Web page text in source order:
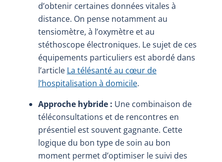
d’obtenir certaines données vitales à
distance. On pense notamment au
tensiomètre, à l’oxymètre et au
stéthoscope électroniques. Le sujet de ces
équipements particuliers est abordé dans
l’article La télésanté au cœur de
l’hospitalisation à domicile.
Approche hybride : Une combinaison de
téléconsultations et de rencontres en
présentiel est souvent gagnante. Cette
logique du bon type de soin au bon
moment permet d’optimiser le suivi des